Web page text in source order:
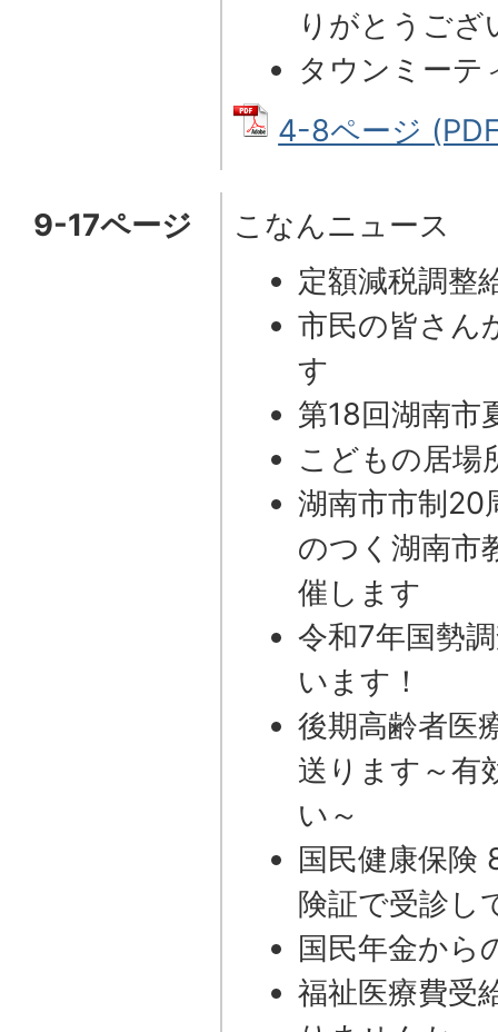
りがとうござ
タウンミーテ
4-8ページ
9-17ページ
こなんニュース
定額減税調整
市民の皆さん
す
第18回湖南市
こどもの居場
湖南市市制20
のつく湖南市
催します
令和7年国勢
います！
後期高齢者医
送ります～有
い～
国民健康保険
険証で受診し
国民年金から
福祉医療費受